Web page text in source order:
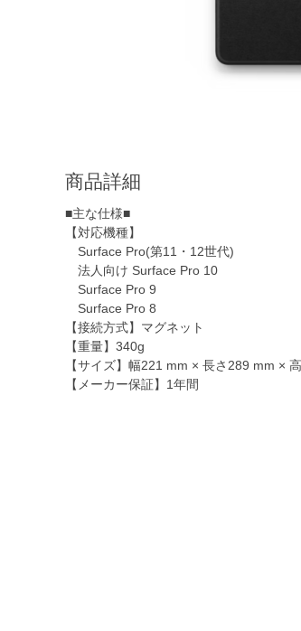
商品詳細
■主な仕様■
【対応機種】
Surface Pro(第11・12世代)
法人向け Surface Pro 10
Surface Pro 9
Surface Pro 8
【接続方式】マグネット
【重量】340g
【サイズ】幅221 mm × 長さ289 mm ×
【メーカー保証】1年間